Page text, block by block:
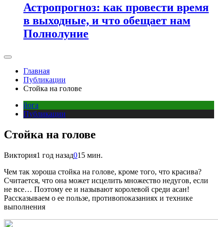
Астропрогноз: как провести время
в выходные, и что обещает нам
Полнолуние
Главная
Публикации
Стойка на голове
йога
Публикации
Стойка на голове
Виктория1 год назад015 мин.
Чем так хороша стойка на голове, кроме того, что красива?
Считается, что она может исцелить множество недугов, если
не все… Поэтому ее и называют королевой среди асан!
Рассказываем о ее пользе, противопоказаниях и технике
выполнения